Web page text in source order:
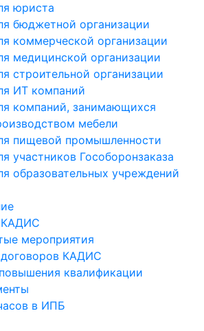
юриста
бюджетной организации
коммерческой организации
медицинской организации
строительной организации
ИТ компаний
компаний, занимающихся
мебели
пищевой промышленности
участников Гособоронзаказа
образовательных учреждений
мероприятия
КАДИС
квалификации
в ИПБ